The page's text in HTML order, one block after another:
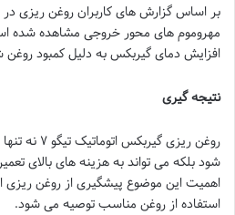
مهروموم های محور خروجی مشاهده شده
افزایش دمای گیربکس به دلیل کمبود روغن
نتیجه گیری
روغن ریزی
شود بلکه می تواند به هزینه های بالای
اهمیت این موضوع پیشگیری از روغن
استفاده از روغن مناسب توصیه می شود.